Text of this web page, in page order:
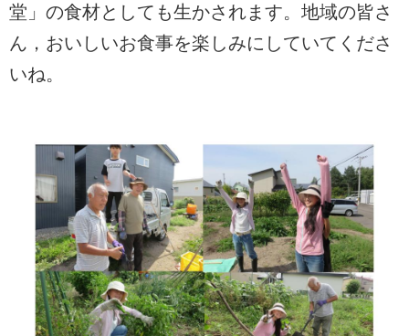
堂」の食材としても生かされます。地域の皆さ
ん，おいしいお食事を楽しみにしていてくださ
いね。